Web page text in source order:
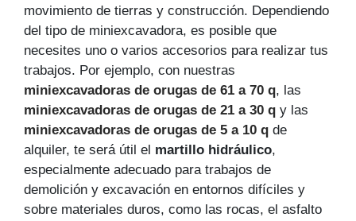
movimiento de tierras y construcción. Dependiendo
del tipo de miniexcavadora, es posible que
necesites uno o varios accesorios para realizar tus
trabajos. Por ejemplo, con nuestras
miniexcavadoras de orugas de 61 a 70 q, las
miniexcavadoras de orugas de 21 a 30 q y las
miniexcavadoras de orugas de 5 a 10 q de
alquiler, te será útil el martillo hidráulico,
especialmente adecuado para trabajos de
demolición y excavación en entornos difíciles y
sobre materiales duros, como las rocas, el asfalto